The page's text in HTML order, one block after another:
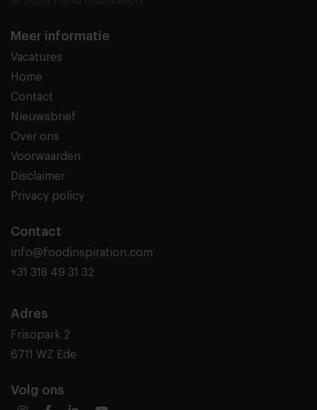
Meer informatie
Vacatures
Home
Contact
Nieuwsbrief
Over ons
Voorwaarden
Disclaimer
Privacy policy
Contact
info@foodinspiration.com
+31 318 49 31 32
Adres
Frisopark 2
6711 WZ Ede
Volg ons